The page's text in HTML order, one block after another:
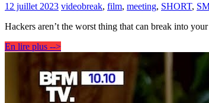
12 juillet 2023 videobreak, film, meeting, SHORT,
Hackers aren’t the worst thing that can break into
En lire plus -->